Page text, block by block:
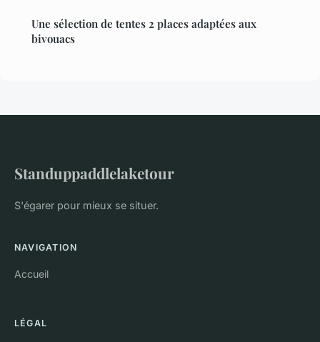
Une sélection de tentes 2 places adaptées aux
bivouacs
Standuppaddlelaketour
S'égarer pour mieux se situer.
NAVIGATION
Accueil
LÉGAL